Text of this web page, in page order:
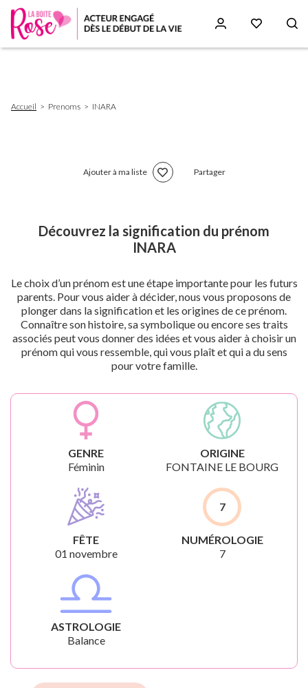
d'Ariane
Accueil Prenoms INARA
Ajouter à ma liste Partager
Découvrez la signification du prénom
INARA
Le choix d’un prénom est une étape importante pour les futurs
parents. Pour vous aider à décider, nous vous proposons de
plonger dans la signification et les origines de ce prénom.
Connaître son histoire, sa symbolique ou encore ses traits
associés peut vous donner des idées et vous aider à choisir un
prénom qui vous ressemble, qui vous plaît et qui a du sens
pour votre famille.
GENRE
Féminin
ORIGINE
FONTAINE LE BOURG
FÊTE
01 novembre
7
NUMÉROLOGIE
7
ASTROLOGIE
Balance